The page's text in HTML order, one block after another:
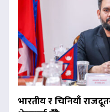
भारतीय र चिनियाँ